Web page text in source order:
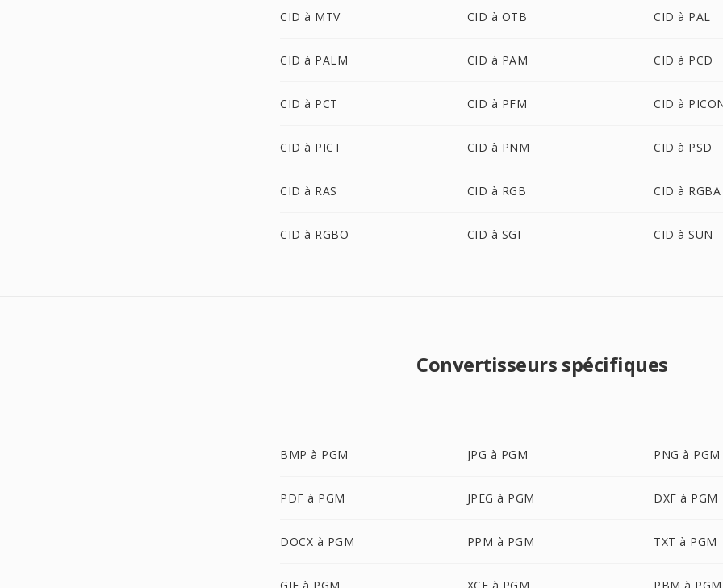
CID à MTV CID à OTB CID à PAL
CID à PALM CID à PAM CID à PCD
CID à PCT CID à PFM CID à
CID à PICT CID à PNM CID à PSD
CID à RAS CID à RGB CID à RGBA
CID à RGBO CID à SGI CID à SUN
Convertisseurs spécifiques
BMP à PGM JPG à PGM PNG à PGM
PDF à PGM JPEG à PGM DXF à PGM
DOCX à PGM PPM à PGM TXT à PGM